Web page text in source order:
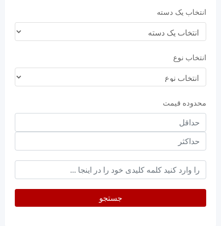
انتخاب یک دسته
انتخاب نوع
محدوده قیمت
حداقل
قیمت
حداکثر
keyword
جستجو